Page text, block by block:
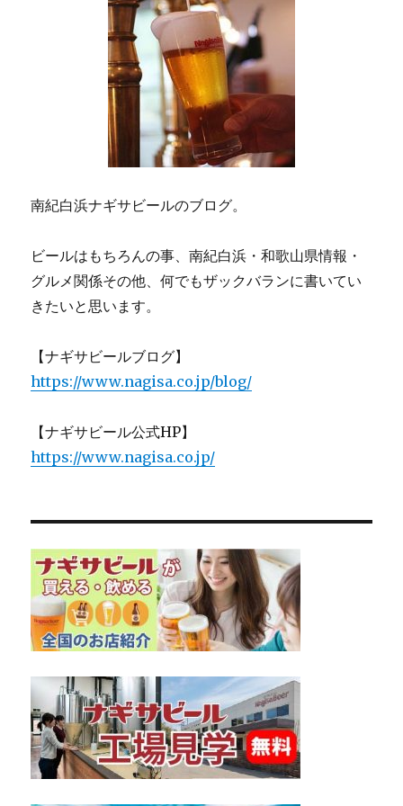
に
南紀白浜ナギサビールのブログ。
ビールはもちろんの事、南紀白浜・和歌山県情報・
グルメ関係その他、何でもザックバランに書いてい
きたいと思います。
【ナギサビールブログ】
https://www.nagisa.co.jp/blog/
【ナギサビール公式HP】
https://www.nagisa.co.jp/